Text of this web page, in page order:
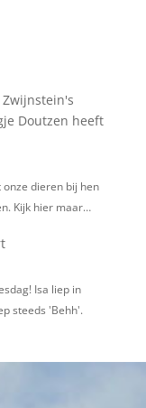
Doutzen heeft
dieren bij hen
Kijk hier maar…
Isa liep in
steeds 'Behh'.